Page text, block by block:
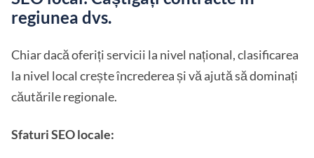
regiunea dvs.
Chiar dacă oferiți servicii la nivel național, clasificarea
la nivel local crește încrederea și vă ajută să dominați
căutările regionale.
Sfaturi SEO locale: